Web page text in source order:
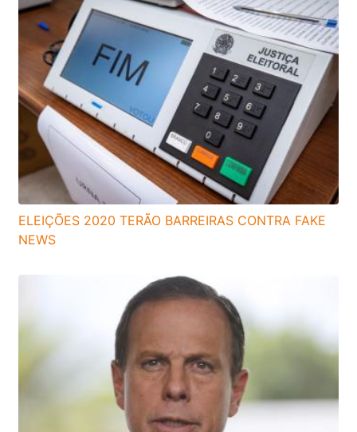
ELEIÇÕES 2020 TERÃO BARREIRAS CONTRA FAKE
NEWS